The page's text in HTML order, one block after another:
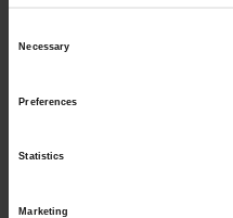
Necessary
Preferences
Statistics
Marketing